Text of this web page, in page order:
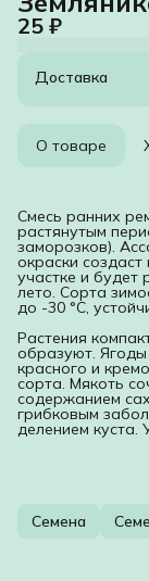
25 ₽
Доставка
О товаре
Смесь ранних
растянутым
заморозков).
окраски
участке и будет
лето. Сорта
до -30 °С,
Растения
образуют. Ягоды
красного и
сорта. Мякоть
содержанием
грибковым
делением куста.
Семена